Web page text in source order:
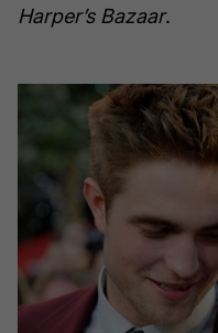
Harper’s Bazaar.